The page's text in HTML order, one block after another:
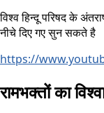
विश्व हिन्दू परिषद के
नीचे दिए गए सुन सकते है
https://
रामभक्तों का